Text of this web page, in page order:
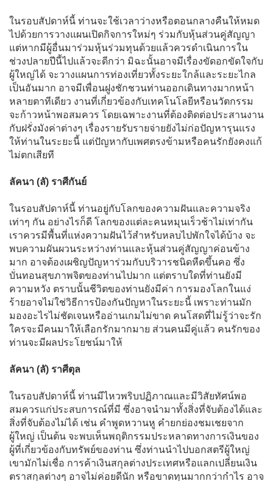
ในรอบสัปดาห์นี้ ท่านจะใช้เวลาว่างหรือตอนกลางคืนให้หมด
ไปด้วยการวางแผนเปิดกิจการใหม่ๆ ร่วมกับหุ้นส่วนคู่สัญญา
แต่หากมีผู้อื่นมาร่วมหุ้นร่วมทุนด้วยแล้วควรดำเนินการใน
ช่วงปลายปีนี้ไปแล้วจะดีกว่า มิฉะนั้นอาจมีเรื่องขัดอกขัดใจกับ
ผู้ใหญ่ได้ จะวางแผนการท่องเที่ยวทั้งระยะใกล้และระยะไกล
เป็นอันมาก อาจมีเพื่อนฝูงชักชวนท่านออกเดินทางมากหน้า
หลายตาทีเดียว งานที่เกี่ยวข้องกับเทคโนโลยีหรือนวัตกรรม
จะก้าวหน้าพอสมควร โดยเฉพาะงานที่ต้องติดต่อประสานงาน
กับฝรั่งมังค่าต่างๆ เรื่องรายรับรายจ่ายยังไม่ก่อปัญหารุนแรง
ให้ท่านในระยะนี้ แต่ปัญหากับเพศตรงข้ามหรือคนรักยังคงแก้
ไม่ตกเสียที
ลัคนา (ลั) ราศีกันย์
ในรอบสัปดาห์นี้ ท่านอยู่กับโลกของความฝันและความจริง
เท่าๆ กัน อย่างไรก็ดี โลกของแต่ละคนหมุนเร็วช้าไม่เท่ากัน
เราควรมีพื้นที่แห่งความฝันไว้สำหรับหลบไปพักใจได้บ้าง จะ
พบความผันผวนระหว่างท่านและหุ้นส่วนคู่สัญญาค่อนข้าง
มาก อาจต้องเผชิญปัญหาร่วมกับบริวารชนิดหืดขึ้นคอ ซึ่ง
บั่นทอนสุขภาพจิตของท่านไปมาก แต่ตราบใดที่ท่านยังมี
ความหวัง ตราบนั้นชีวิตของท่านยังมีค่า การมองโลกในแง่
ร้ายอาจไม่ใช่วิธีการป้องกันปัญหาในระยะนี้ เพราะท่านมัก
มองอะไรไม่ชัดเจนหรืออ่านเกมไม่ขาด คนโสดที่ไม่รู้ว่าจะรัก
ใครจะมีคนมาให้เลือกรักมากมาย ส่วนคนมีคู่แล้ว คนรักของ
ท่านจะมีผลประโยชน์มาให้
ลัคนา (ลั) ราศีตุล
ในรอบสัปดาห์นี้ ท่านมีไหวพริบปฏิภาณและมีวิสัยทัศน์พอ
สมควรแก่ประสบการณ์ที่มี ซึ่งอาจนำมาทั้งสิ่งที่จับต้องได้และ
สิ่งที่จับต้องไม่ได้ เช่น คำพูดหวานหู คำยกย่องชมเชยจาก
ผู้ใหญ่ เป็นต้น จะพบเห็นพฤติกรรมประหลาดทางการเงินของ
ผู้ที่เกี่ยวข้องกับทรัพย์ของท่าน ซึ่งท่านนำไปบอกสตรีผู้ใหญ่
เขามักไม่เชื่อ การค้าเงินสกุลต่างประเทศหรือแลกเปลี่ยนเงิน
ตราสกุลต่างๆ อาจไม่ค่อยดีนัก หรือขาดทุนมากกว่ากำไร อาจ